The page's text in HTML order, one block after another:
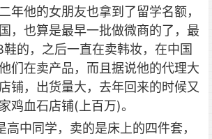
年他的女朋友也拿到了留学名额，
，也算是最早一批做微商的了，最
的，之后一直在卖韩妆，在中国
们在卖产品，而且据说他的代理大
铺，出货量大，去年回来的时候又
鸡血石店铺(上百万)。
高中同学，卖的是床上的四件套，